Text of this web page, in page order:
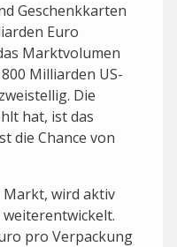
Geschenkkarten
Euro
Marktvolumen
Milliarden US-
Die
hat, ist das
die Chance von
wird aktiv
pro Verpackung